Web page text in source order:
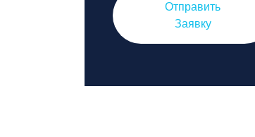
Отправить
Заявку